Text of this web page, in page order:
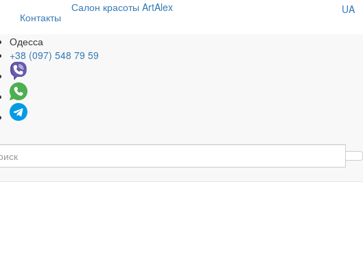
Контакты
Салон красоты ArtAlex UA
Одесса
+38 (097) 548 79 59